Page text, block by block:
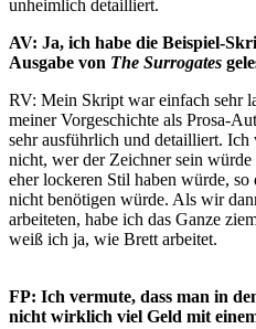
unheimlich detailliert.
AV: Ja, ich habe die Beispiel-
Ausgabe von The Surrogates
RV: Mein Skript war einfach sehr
meiner Vorgeschichte als Prosa-
sehr ausführlich und detailliert. Ich
nicht, wer der Zeichner sein
eher lockeren Stil haben würde, so
nicht benötigen würde. Als wir
arbeiteten, habe ich das Ganze
weiß ich ja, wie Brett arbeitet.
FP: Ich vermute, dass man in
nicht wirklich viel Geld mit